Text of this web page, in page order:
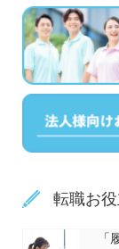
転職お
「